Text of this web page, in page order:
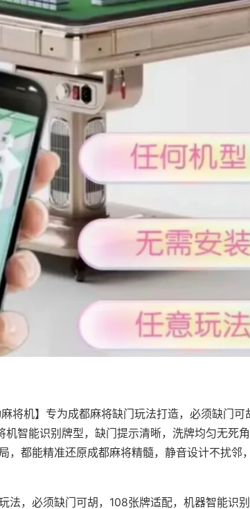
麻将机】专为成都麻将缺门玩法打造，必须缺门可
智能识别牌型，缺门提示清晰，洗牌均匀无死
，都能精准还原成都麻将精髓，静音设计不扰邻
法，必须缺门可胡，108张牌适配，机器智能识